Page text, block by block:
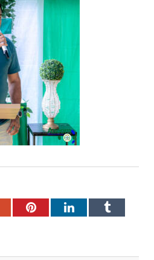
PinterestLinkedInTumblr